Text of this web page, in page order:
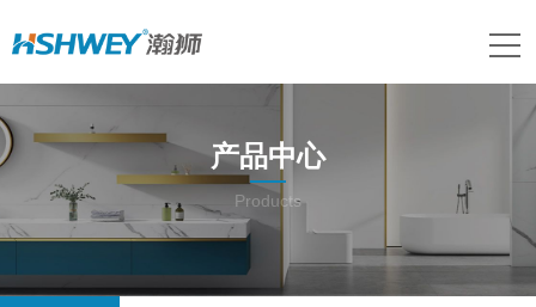
产品中心
Products